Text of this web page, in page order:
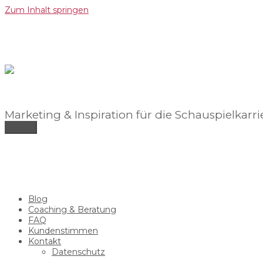
Zum Inhalt springen
Marketing & Inspiration für die
Blog
Coaching & Beratung
FAQ
Kundenstimmen
Kontakt
Datenschutz